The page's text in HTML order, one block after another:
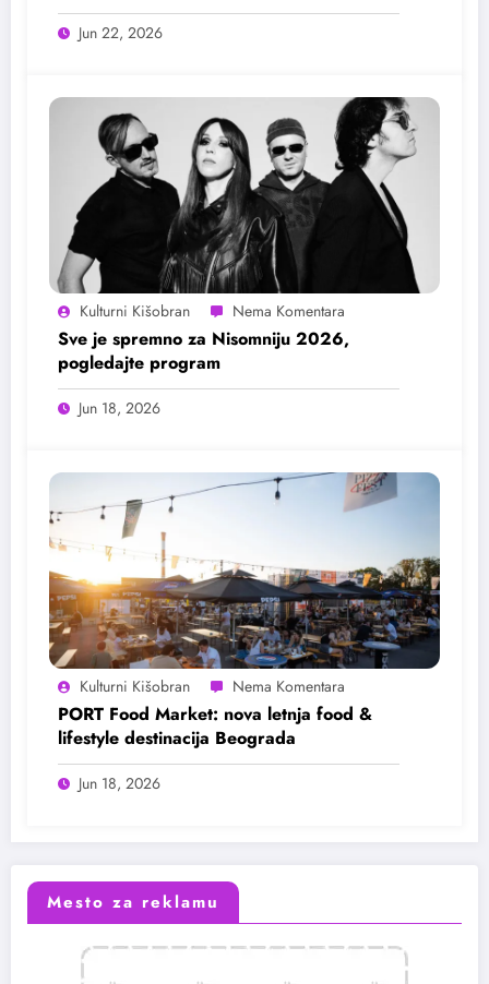
Jun 22, 2026
Kulturni Kišobran
Sve je spremno za Nisomniju 2026,
pogledajte program
Jun 18, 2026
Kulturni Kišobran
PORT Food Market: nova letnja food &
lifestyle destinacija Beograda
Jun 18, 2026
Mesto za reklamu